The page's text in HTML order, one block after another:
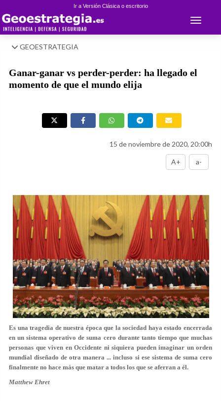
Ir a Versión Clásica o escritorio
Toggle
GEOESTRATEGIA
Ganar-ganar vs perder-perder: ha llegado el
momento de que el mundo elija
15 de noviembre de 2020, 20:00h
A+ a-
Es una tragedia de nuestra época que la sociedad haya estado encerrada
en un sistema operativo de suma cero durante tanto tiempo que muchas
personas que viven en Occidente ni siquiera pueden imaginar un orden
mundial diseñado de otra manera ... incluso si ese sistema de suma cero
finalmente no hace más que matar a todos los que se aferran a él.
Matthew Ehret